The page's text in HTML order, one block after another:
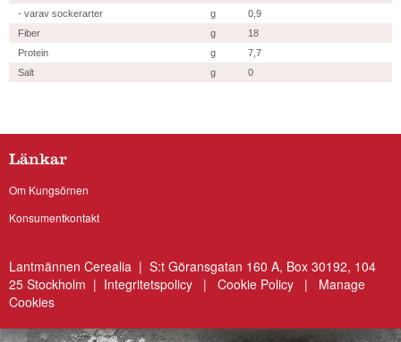
- varav sockerarter
g
0,9
Fiber
g
18
Protein
g
7,7
Salt
g 0
Länkar
Om Kungsörnen
Konsumentkontakt
Lantmännen Cerealia | S:t Göransgatan 160 A, Box 30192, 104
25 Stockholm | Integritetspolicy | Cookie Policy | Manage
Cookies